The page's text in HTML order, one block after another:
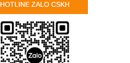
HOTLINE ZALO CSKH